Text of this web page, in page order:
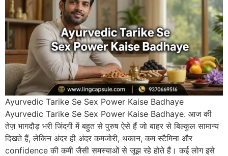
Ayurvedic Tarike Se Sex Power Kaise Badhaye
Ayurvedic Tarike Se Sex Power Kaise Badhaye. आज की
तेज़ भागदौड़ भरी जिंदगी में बहुत से पुरुष ऐसे हैं जो बाहर से बिल्कुल सामान्य
दिखते हैं, लेकिन अंदर ही अंदर कमजोरी, थकान, कम स्टैमिना और
confidence की कमी जैसी समस्याओं से जूझ रहे होते हैं। कई लोग इसे